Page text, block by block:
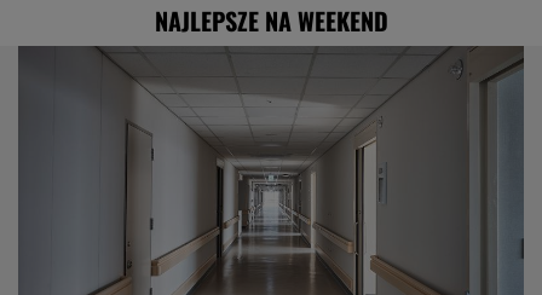
NAJLEPSZE NA WEEKEND